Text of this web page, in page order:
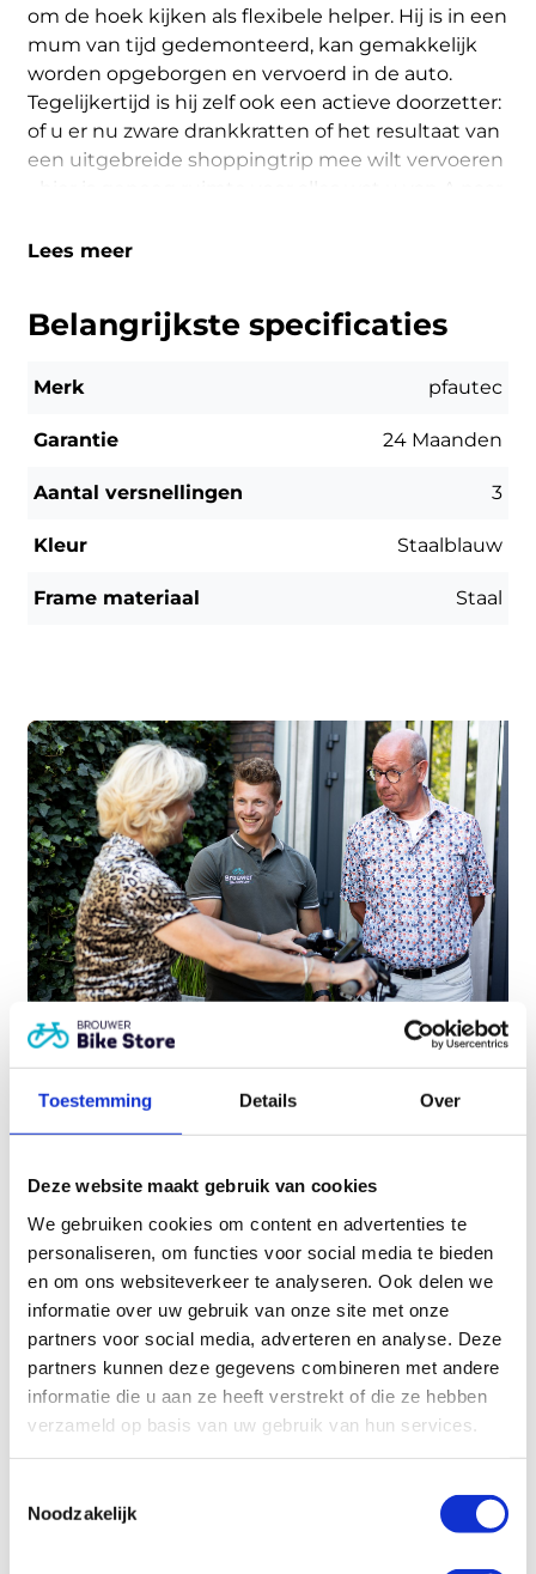
Toestemming Details Over
Deze website maakt gebruik van cookies
We gebruiken cookies om content en advertenties te
personaliseren, om functies voor social media te bieden
en om ons websiteverkeer te analyseren. Ook delen we
informatie over uw gebruik van onze site met onze
partners voor social media, adverteren en analyse. Deze
partners kunnen deze gegevens combineren met andere
informatie die u aan ze heeft verstrekt of die ze hebben
verzameld op basis van uw gebruik van hun services.
Noodzakelijk
om de hoek kijken als flexibele helper. Hij is in een
mum van tijd gedemonteerd, kan gemakkelijk
worden opgeborgen en vervoerd in de auto.
Tegelijkertijd is hij zelf ook een actieve doorzetter:
of u er nu zware drankkratten of het resultaat van
een uitgebreide shoppingtrip mee wilt vervoeren
Lees meer
Belangrijkste specificaties
Merk pfautec
Garantie 24 Maanden
Aantal versnellingen 3
Kleur Staalblauw
Frame materiaal Staal
Heeft u hulp nodig?
Service staat bij ons écht
Plan een adviesgesprek
Gerelateerde producten